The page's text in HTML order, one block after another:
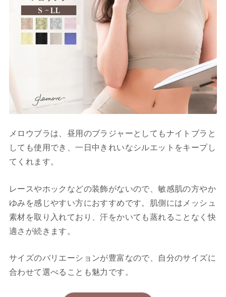
メロウブラは、昼用のブラジャーとしてもナイトブラと
しても使用でき、一日中きれいなシルエットをキープし
てくれます。
レースやホックなどの装飾がないので、敏感肌の方やか
ゆみを感じやすい方におすすめです。肌側にはメッシュ
素材を取り入れており、汗をかいても蒸れることなく快
適さが続きます。
サイズのバリエーションが豊富なので、自分のサイズに
合わせて選べることも魅力です。